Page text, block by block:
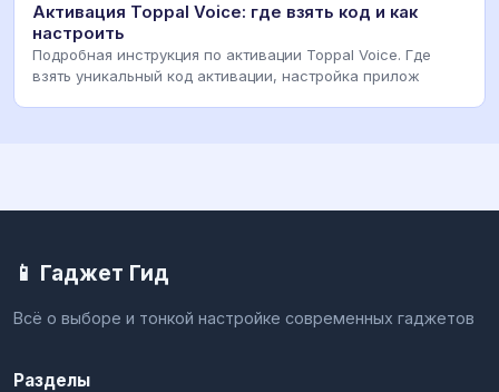
Активация Toppal Voice: где взять код и как
настроить
Подробная инструкция по активации Toppal Voice. Где
взять уникальный код активации, настройка прилож
📱 Гаджет Гид
Всё о выборе и тонкой настройке современных гаджетов
Разделы